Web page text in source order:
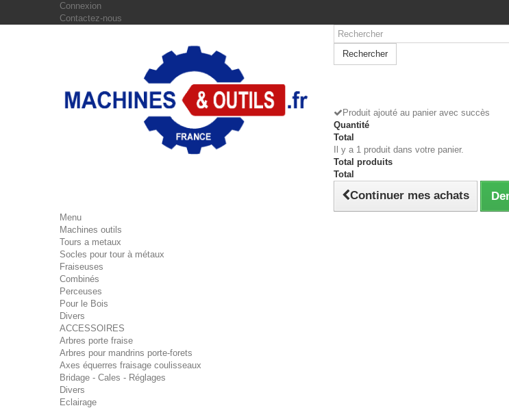
Connexion
Contactez-nous
Rechercher
Produit ajouté au panier avec succès
Quantité
Total
Il y a 1 produit dans votre panier.
Total produits
Total
Continuer mes achats
Menu
Machines outils
Tours a metaux
Socles pour tour à métaux
Fraiseuses
Combinés
Perceuses
Pour le Bois
Divers
ACCESSOIRES
Arbres porte fraise
Arbres pour mandrins porte-forets
Axes équerres fraisage coulisseaux
Bridage - Cales - Réglages
Divers
Eclairage